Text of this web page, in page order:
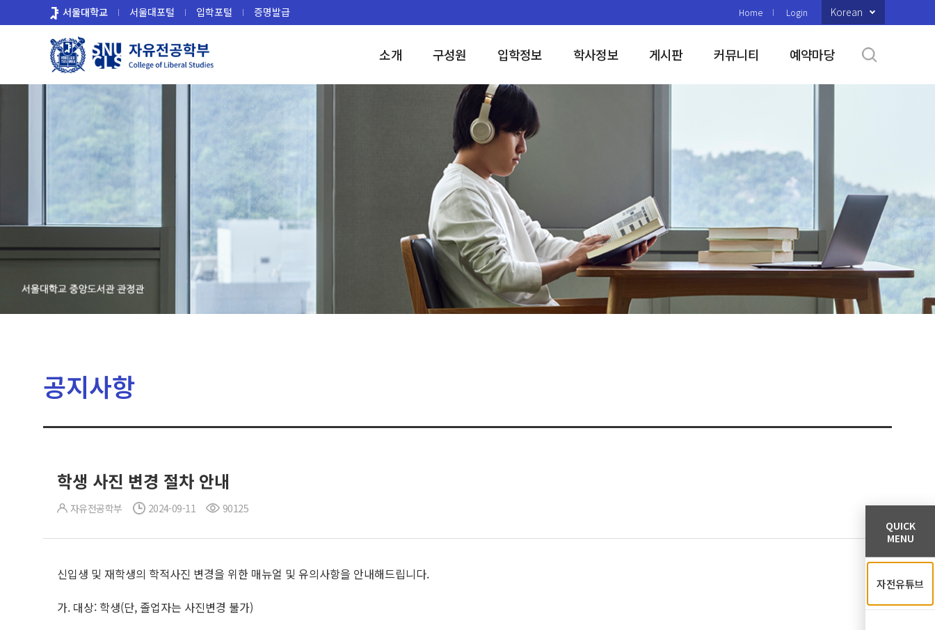
로
서울대학교 서울대포털 입학포털 증명발급 Home Login Korean
소개 구성원 입학정보 학사정보 게시판 커뮤니티 예약마당
공지사항
학생 사진 변경 절차 안내
자유전공학부 2024-09-11 90125
신입생 및 재학생의 학적사진 변경을 위한 매뉴얼 및 유의사항을 안내해드립니다.
가. 대상: 학생(단, 졸업자는 사진변경 불가)
QUICK
MENU
자전유튜브